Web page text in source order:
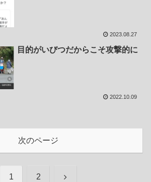
2023.08.27
目的がいびつだからこそ攻撃的に
2022.10.09
次のページ
1 2 次